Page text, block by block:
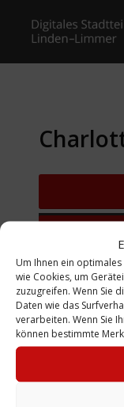
Um Ihnen ein
wie Cookies, um
zuzugreifen. Wenn Sie
Daten wie das
verarbeiten. Wenn Sie
können bestimmte